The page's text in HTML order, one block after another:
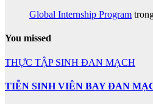
Global Internship Program
You missed
THỰC TẬP SINH ĐAN MẠCH
TIỄN SINH VIÊN BAY ĐAN